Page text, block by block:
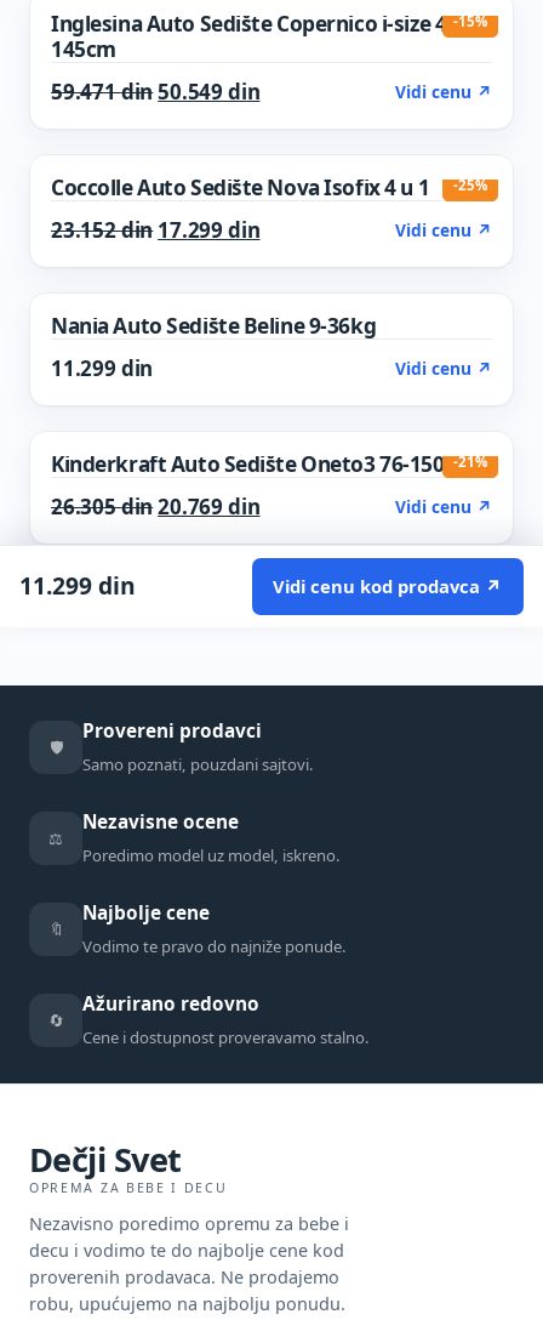
-15%
Inglesina Auto Sedište Copernico i-size 40-
145cm
59.471dinOriginal price was: 59.471 din.
50.549 dinCurrent price is: 50.549 din.
Vidi cenu ↗
-25%
Coccolle Auto Sedište Nova Isofix 4 u 1
23.152din Original price was: 23.152 din.
17.299 dinCurrent price is: 17.299 din.
Vidi cenu ↗
Nania Auto Sedište Beline 9-36kg
11.299 din Vidi cenu ↗
-21%
Kinderkraft Auto Sedište Oneto3 76-150cm
26.305dinOriginal price was: 26.305 din.
20.769 dinCurrent price is: 20.769 din.
Vidi cenu ↗
11.299din Vidi cenu kod prodavca ↗
🛡️
Provereni prodavci
Samo poznati, pouzdani sajtovi.
⚖️
Nezavisne ocene
Poredimo model uz model, iskreno.
🔖
Najbolje cene
Vodimo te pravo do najniže ponude.
🔄
Ažurirano redovno
Cene i dostupnost proveravamo stalno.
Dečji Svet
OPREMA ZA BEBE I DECU
Nezavisno poredimo opremu za bebe i
decu i vodimo te do najbolje cene kod
proverenih prodavaca. Ne prodajemo
robu, upućujemo na najbolju ponudu.